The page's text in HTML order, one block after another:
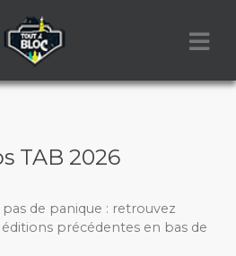
TAB 2026
de panique : retrouvez
précédentes en bas de